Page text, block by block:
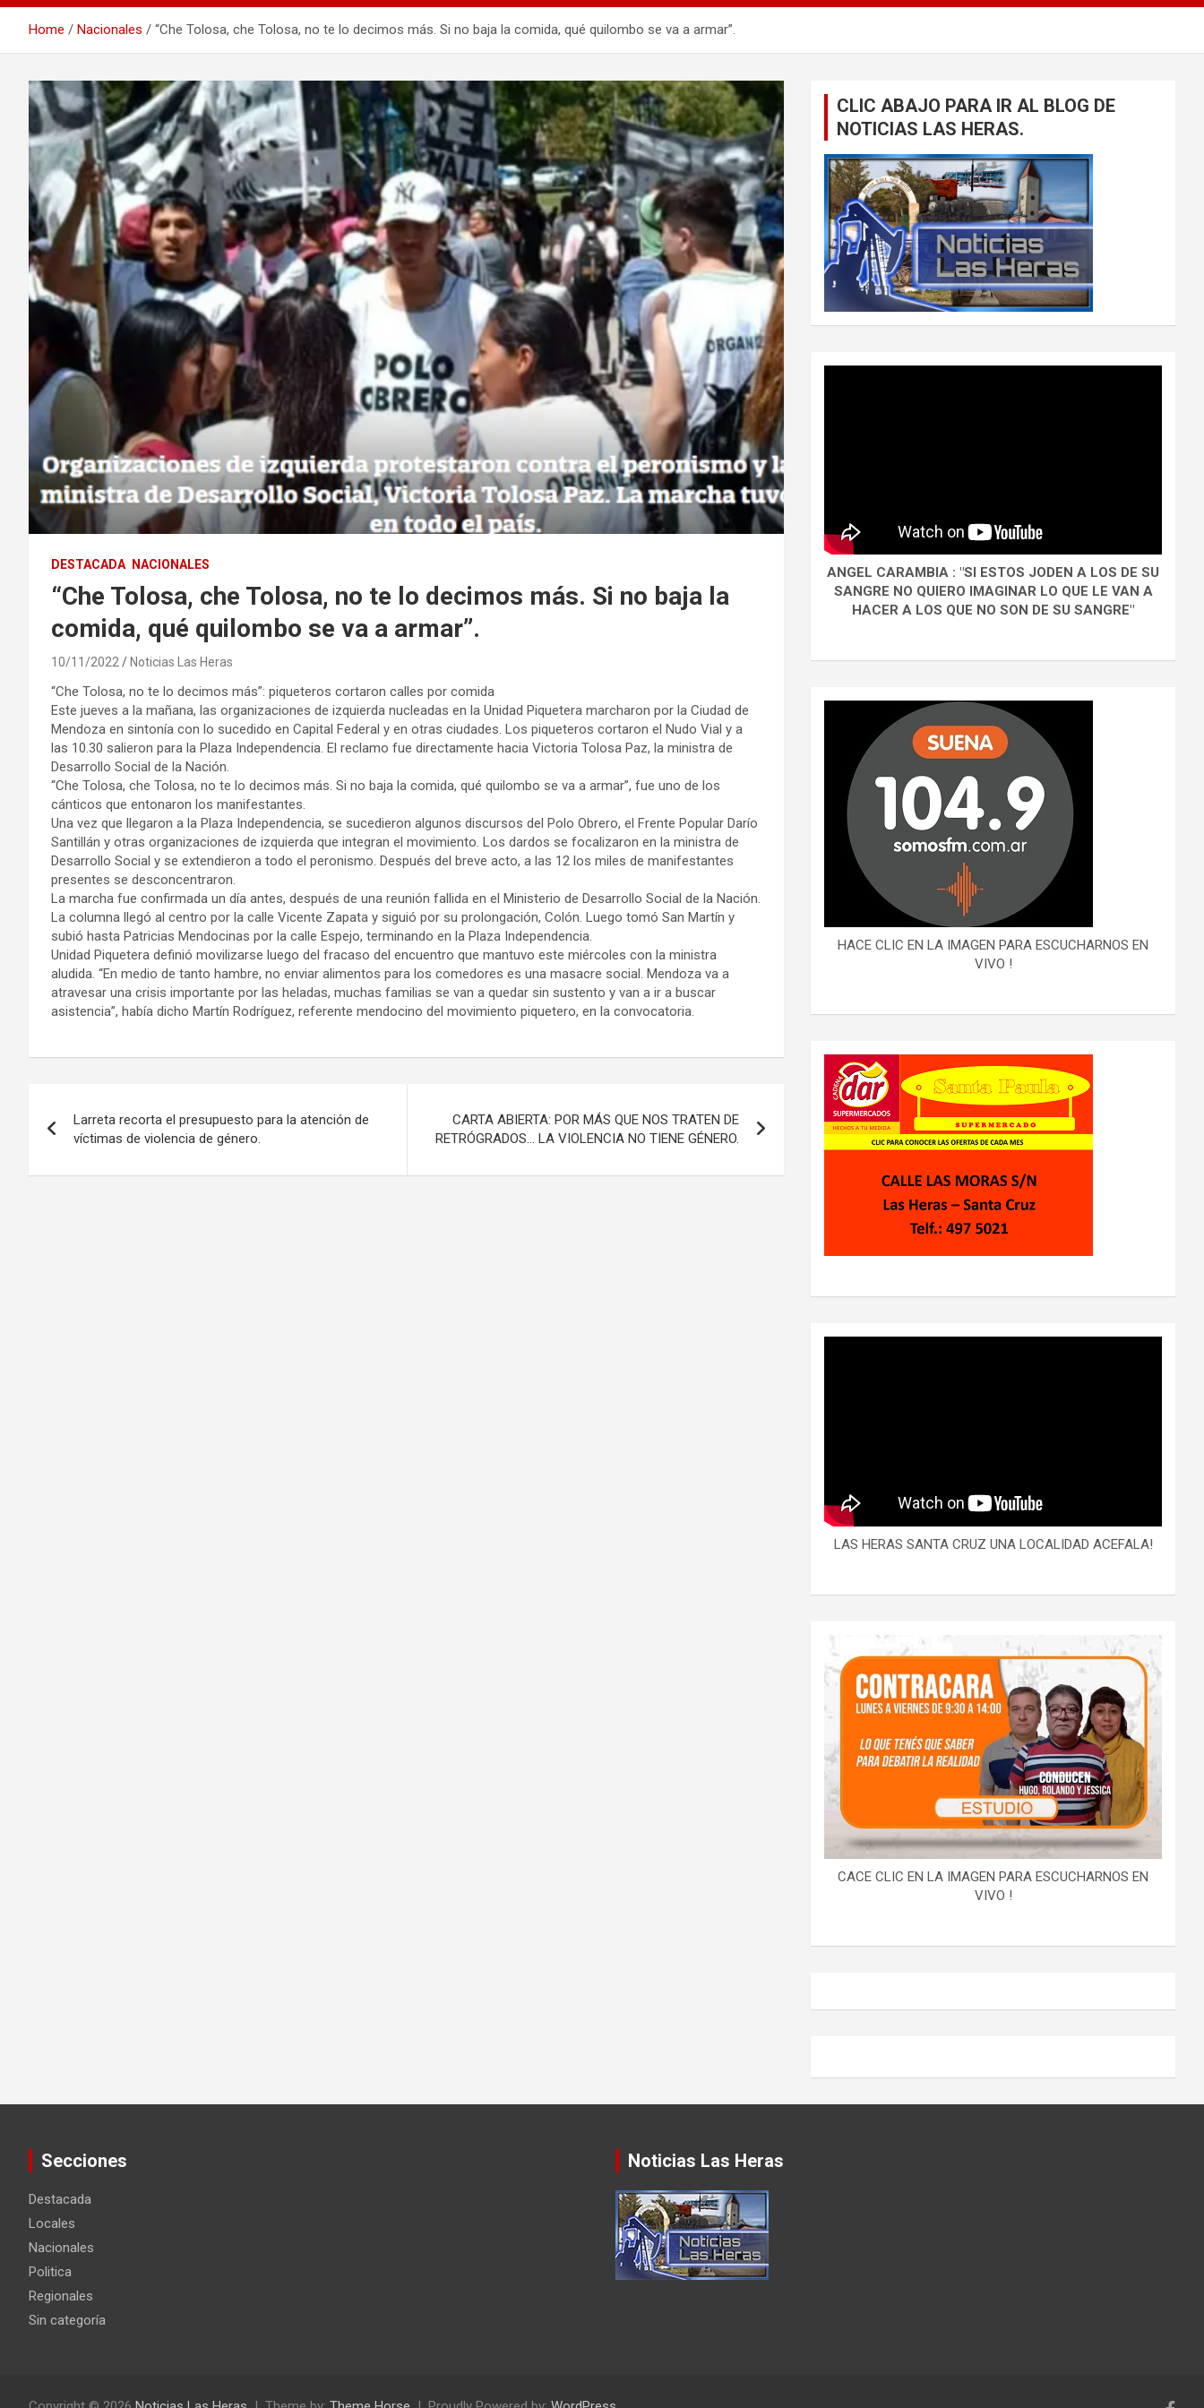
Home Nacionales “Che Tolosa, che Tolosa, no te lo decimos más. Si no baja la comida, qué quilombo se va a armar”.
DESTACADA NACIONALES
“Che Tolosa, che Tolosa, no te lo decimos más. Si no baja la
comida, qué quilombo se va a armar”.
10/11/2022 Noticias Las Heras
“Che Tolosa, no te lo decimos más”: piqueteros cortaron calles por comida
Este jueves a la mañana, las organizaciones de izquierda nucleadas en la Unidad Piquetera marcharon por la Ciudad de
Mendoza en sintonía con lo sucedido en Capital Federal y en otras ciudades. Los piqueteros cortaron el Nudo Vial y a
las 10.30 salieron para la Plaza Independencia. El reclamo fue directamente hacia Victoria Tolosa Paz, la ministra de
Desarrollo Social de la Nación.
“Che Tolosa, che Tolosa, no te lo decimos más. Si no baja la comida, qué quilombo se va a armar”, fue uno de los
cánticos que entonaron los manifestantes.
Una vez que llegaron a la Plaza Independencia, se sucedieron algunos discursos del Polo Obrero, el Frente Popular Darío
Santillán y otras organizaciones de izquierda que integran el movimiento. Los dardos se focalizaron en la ministra de
Desarrollo Social y se extendieron a todo el peronismo. Después del breve acto, a las 12 los miles de manifestantes
presentes se desconcentraron.
La marcha fue confirmada un día antes, después de una reunión fallida en el Ministerio de Desarrollo Social de la Nación.
La columna llegó al centro por la calle Vicente Zapata y siguió por su prolongación, Colón. Luego tomó San Martín y
subió hasta Patricias Mendocinas por la calle Espejo, terminando en la Plaza Independencia.
Unidad Piquetera definió movilizarse luego del fracaso del encuentro que mantuvo este miércoles con la ministra
aludida. “En medio de tanto hambre, no enviar alimentos para los comedores es una masacre social. Mendoza va a
atravesar una crisis importante por las heladas, muchas familias se van a quedar sin sustento y van a ir a buscar
asistencia”, había dicho Martín Rodríguez, referente mendocino del movimiento piquetero, en la convocatoria.
de
entradas
Larreta recorta el presupuesto para la atención de
víctimas de violencia de género.
CARTA ABIERTA: POR MÁS QUE NOS TRATEN DE
RETRÓGRADOS… LA VIOLENCIA NO TIENE GÉNERO.
CLIC ABAJO PARA IR AL BLOG DE
NOTICIAS LAS HERAS.
ANGEL CARAMBIA : "SI ESTOS JODEN A LOS DE SU
SANGRE NO QUIERO IMAGINAR LO QUE LE VAN A
HACER A LOS QUE NO SON DE SU SANGRE"
HACE CLIC EN LA IMAGEN PARA ESCUCHARNOS EN
VIVO !
LAS HERAS SANTA CRUZ UNA LOCALIDAD ACEFALA!
CACE CLIC EN LA IMAGEN PARA ESCUCHARNOS EN
VIVO !
Secciones
Destacada
Locales
Nacionales
Politica
Regionales
Sin categoría
Noticias Las Heras